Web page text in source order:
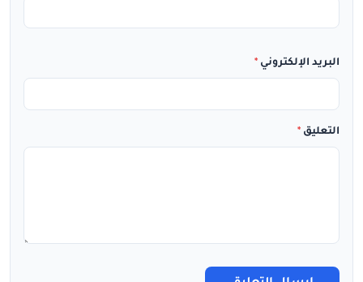
البريد الإلكتروني *
التعليق *